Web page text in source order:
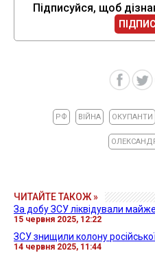
Підписуйся, щоб
РФ ВІЙНА ОКУПАНТИ
ЧИТАЙТЕ ТАКОЖ »
За добу ЗСУ ліквідували
15 червня 2025, 12:22
ЗСУ знищили колону
14 червня 2025, 11:44